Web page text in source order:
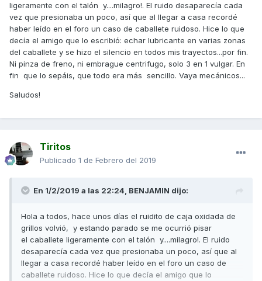
ligeramente con el talón y....milagro!. El ruido desaparecía cada
vez que presionaba un poco, así que al llegar a casa recordé
haber leído en el foro un caso de caballete ruidoso. Hice lo que
decía el amigo que lo escribió: echar lubricante en varias zonas
del caballete y se hizo el silencio en todos mis trayectos...por fin.
Ni pinza de freno, ni embrague centrifugo, solo 3 en 1 vulgar. En
fin que lo sepáis, que todo era más sencillo. Vaya mecánicos...
Saludos!
Tiritos
Publicado 1 de Febrero del 2019
En 1/2/2019 a las 22:24, BENJAMIN dijo:
Hola a todos, hace unos días el ruidito de caja oxidada de
grillos volvió, y estando parado se me ocurrió pisar
el caballete ligeramente con el talón y....milagro!. El ruido
desaparecía cada vez que presionaba un poco, así que al
llegar a casa recordé haber leído en el foro un caso de
caballete ruidoso. Hice lo que decía el amigo que lo